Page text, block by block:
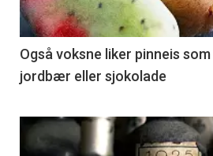
Også voksne liker pinneis
jordbær eller sjokolade
Articler